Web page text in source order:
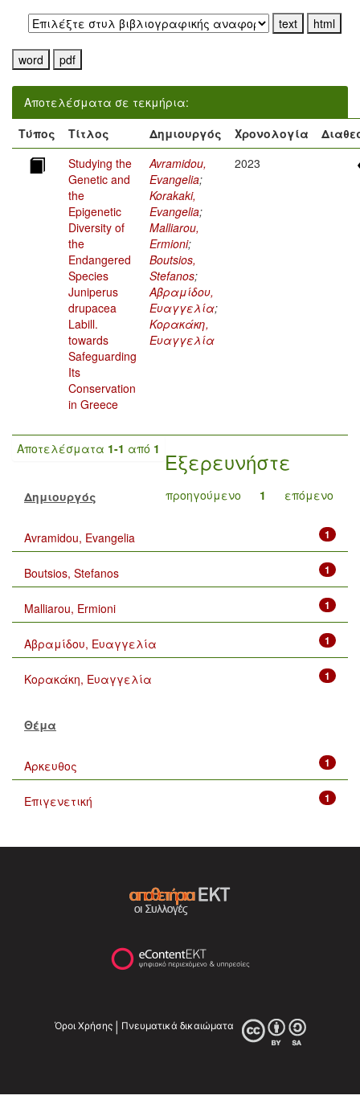
Αποτελέσματα σε τεκμήρια:
Τύπος
Τίτλος Δημιουργός Χρονολογία
Studying the
Genetic and
the
Epigenetic
Diversity of
the
Endangered
Species
Juniperus
drupacea
Labill.
towards
Safeguarding
Its
Conservation
in Greece
Avramidou,
Evangelia;
Korakaki,
Evangelia;
Malliarou,
Ermioni;
Boutsios,
Stefanos;
Αβραμίδου,
Ευαγγελία;
Κορακάκη,
Ευαγγελία
2023
Αποτελέσματα 1-1 από 1
προηγούμενο 1 επόμενο
Εξερευνήστε
Δημιουργός
1
Avramidou, Evangelia
1
Boutsios, Stefanos
1
Malliarou, Ermioni
1
Αβραμίδου, Ευαγγελία
1
Κορακάκη, Ευαγγελία
Θέμα
1
Αρκευθος
1
Επιγενετική